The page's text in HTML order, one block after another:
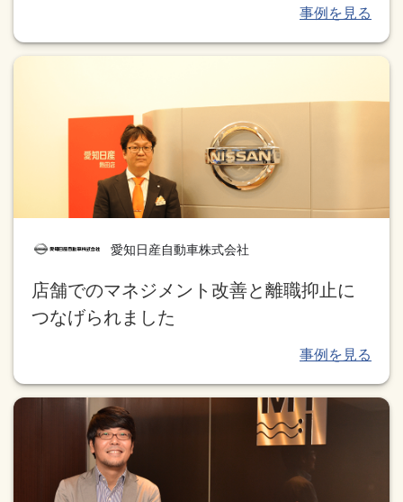
愛知日産自動車株式会社
店舗でのマネジメント改善と離職抑止に
つなげられました